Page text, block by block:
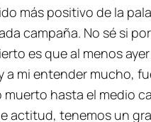
más positivo de la
campaña. No sé si
es que al menos
a mi entender mucho,
hasta el medio
actitud, tenemos un